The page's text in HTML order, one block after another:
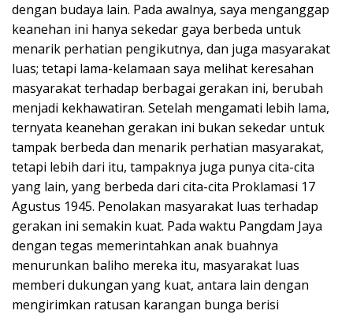
dengan budaya lain. Pada awalnya, saya menganggap
keanehan ini hanya sekedar gaya berbeda untuk
menarik perhatian pengikutnya, dan juga masyarakat
luas; tetapi lama-kelamaan saya melihat keresahan
masyarakat terhadap berbagai gerakan ini, berubah
menjadi kekhawatiran. Setelah mengamati lebih lama,
ternyata keanehan gerakan ini bukan sekedar untuk
tampak berbeda dan menarik perhatian masyarakat,
tetapi lebih dari itu, tampaknya juga punya cita-cita
yang lain, yang berbeda dari cita-cita Proklamasi 17
Agustus 1945. Penolakan masyarakat luas terhadap
gerakan ini semakin kuat. Pada waktu Pangdam Jaya
dengan tegas memerintahkan anak buahnya
menurunkan baliho mereka itu, masyarakat luas
memberi dukungan yang kuat, antara lain dengan
mengirimkan ratusan karangan bunga berisi